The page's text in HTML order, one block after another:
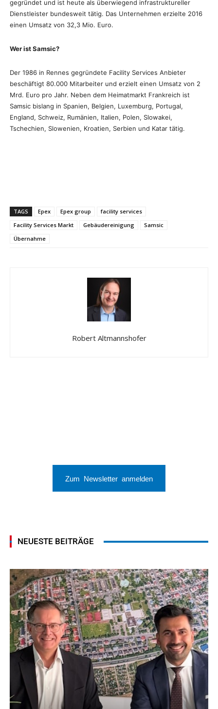
gegründet und ist heute als überwiegend infrastruktureller
Dienstleister bundesweit tätig. Das Unternehmen erzielte 2016
einen Umsatz von 32,3 Mio. Euro.
Wer ist Samsic?
Der 1986 in Rennes gegründete Facility Services Anbieter
beschäftigt 80.000 Mitarbeiter und erzielt einen Umsatz von 2
Mrd. Euro pro Jahr. Neben dem Heimatmarkt Frankreich ist
Samsic bislang in Spanien, Belgien, Luxemburg, Portugal,
England, Schweiz, Rumänien, Italien, Polen, Slowakei,
Tschechien, Slowenien, Kroatien, Serbien und Katar tätig.
TAGS Epex Epex group
facility services
Facility Services Markt
Gebäudereinigung
Samsic
Übernahme
Robert Altmannshofer
Zum Newsletter anmelden
NEUESTE BEITRÄGE